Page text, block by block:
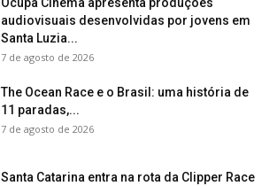
audiovisuais desenvolvidas por jovens em
Santa Luzia...
7 de agosto de 2026
The Ocean Race e o Brasil: uma história de
11 paradas,...
7 de agosto de 2026
Santa Catarina entra na rota da Clipper Race